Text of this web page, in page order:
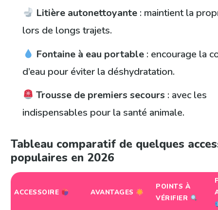
Litière autonettoyante : maintient la
lors de longs trajets.
Fontaine à eau portable : encourage la
d’eau pour éviter la déshydratation.
Trousse de premiers secours : avec les
indispensables pour la santé animale.
Tableau comparatif de quelques
populaires en 2026
ACCESSOIRE AVANTAGES
POINTS À
VÉRIFIER